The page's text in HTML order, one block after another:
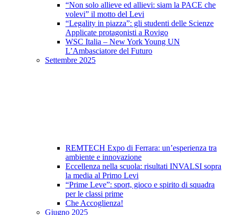
“Non solo allieve ed allievi: siam la PACE che
volevi” il motto del Levi
“Legality in piazza”: gli studenti delle Scienze
Applicate protagonisti a Rovigo
WSC Italia – New York Young UN
L’Ambasciatore del Futuro
Settembre 2025
REMTECH Expo di Ferrara: un’esperienza tra
ambiente e innovazione
Eccellenza nella scuola: risultati INVALSI sopra
la media al Primo Levi
“Prime Leve”: sport, gioco e spirito di squadra
per le classi prime
Che Accoglienza!
Giugno 2025